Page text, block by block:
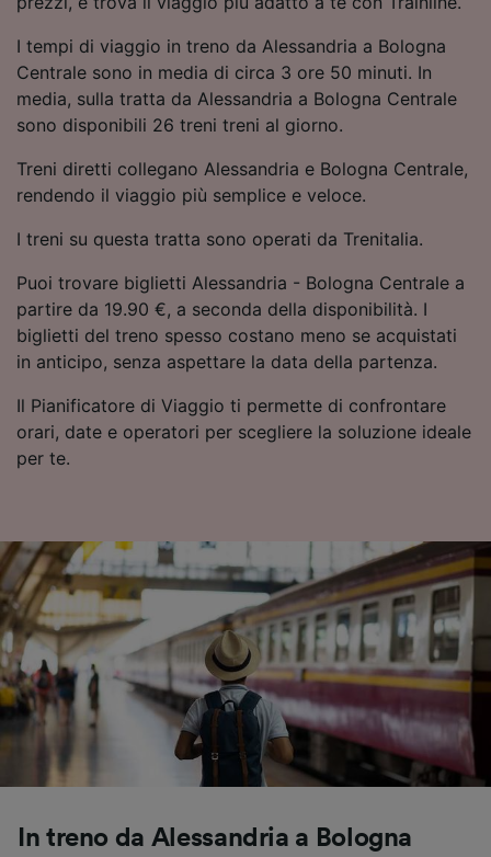
I tempi di viaggio in treno da Alessandria a Bologna
Centrale sono in media di circa 3 ore 50 minuti. In
media, sulla tratta da Alessandria a Bologna Centrale
sono disponibili 26 treni treni al giorno.
Treni diretti collegano Alessandria e Bologna Centrale,
rendendo il viaggio più semplice e veloce.
I treni su questa tratta sono operati da Trenitalia.
Puoi trovare biglietti Alessandria - Bologna Centrale a
partire da 19.90 €, a seconda della disponibilità. I
biglietti del treno spesso costano meno se acquistati
in anticipo, senza aspettare la data della partenza.
Il Pianificatore di Viaggio ti permette di confrontare
orari, date e operatori per scegliere la soluzione ideale
per te.
In treno da Alessandria a Bologna
Utilizzare dati di geolocalizzazione precisi.
Scansione attiva delle caratteristiche del
dispositivo ai fini dell’identificazione.
Archiviare informazioni su dispositivo e/o
accedervi. Pubblicità e contenuti
personalizzati, misurazione delle prestazioni
pubblico, sviluppo di servizi.